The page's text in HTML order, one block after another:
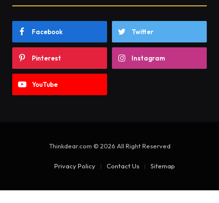
Facebook Twitter
Pinterest Instagram
YouTube
Thinkdear.com © 2026 All Right Reserved
Privacy Policy Contact Us Sitemap